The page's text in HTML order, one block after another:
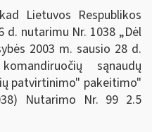
Lietuvos Respublikos
d. nutarimu Nr. 1038 „Dėl
2003 m. sausio 28 d.
sąnaudų
patvirtinimo" pakeitimo"
Nutarimo Nr. 99 2.5